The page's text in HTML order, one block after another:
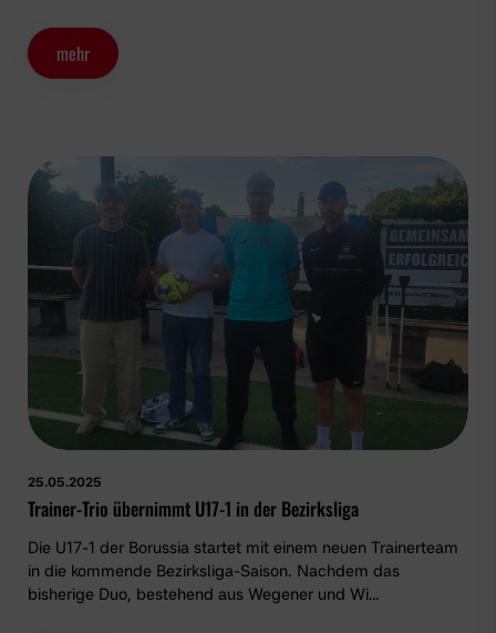
mehr
25.05.2025
Trainer-Trio übernimmt U17-1 in der Bezirksliga
Die U17-1 der Borussia startet mit einem neuen Trainerteam
in die kommende Bezirksliga-Saison. Nachdem das
bisherige Duo, bestehend aus Wegener und Wi…